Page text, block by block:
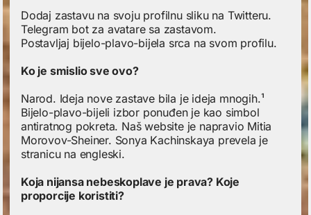
Dodaj zastavu na svoju profilnu sliku na Twitteru.
Telegram bot za avatare sa zastavom.
Postavljaj bijelo-plavo-bijela srca na svom profilu.
Ko je smislio sve ovo?
Narod. Ideja nove zastave bila je ideja mnogih.¹
Bijelo-plavo-bijeli izbor ponuđen je kao simbol
antiratnog pokreta. Naš website je napravio Mitia
Morovov-Sheiner. Sonya Kachinskaya prevela je
stranicu na engleski.
Koja nijansa nebeskoplave je prava? Koje
proporcije koristiti?